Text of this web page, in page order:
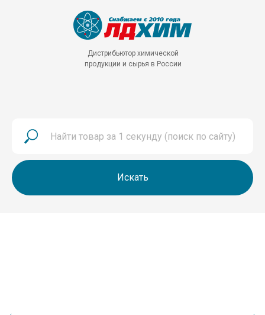
Дистрибьютор химической
продукции и сырья в России
Искать